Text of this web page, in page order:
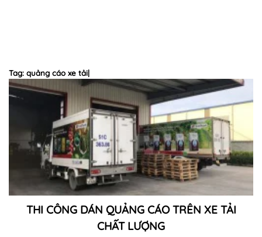
Tag: quảng cáo xe tải|
THI CÔNG DÁN QUẢNG CÁO TRÊN XE TẢI
CHẤT LƯỢNG